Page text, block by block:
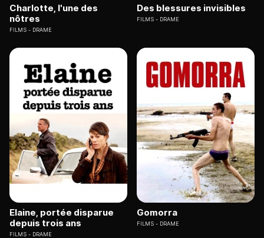
Charlotte, l'une des
nôtres
FILMS DRAME
Des blessures invisibles
FILMS DRAME
Elaine, portée disparue
depuis trois ans
FILMS DRAME
Gomorra
FILMS DRAME